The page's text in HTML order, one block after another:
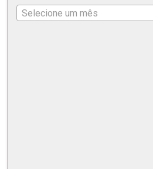
Selecione um mês